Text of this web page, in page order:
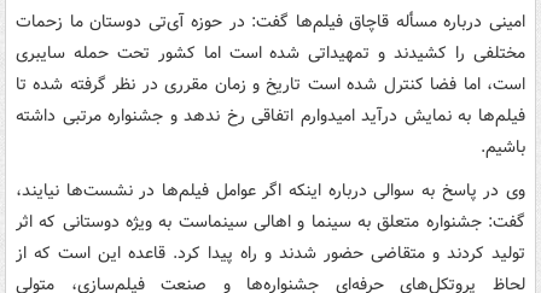
امینی درباره مسأله قاچاق فیلم‌ها گفت: در حوزه آی‌تی دوستان ما زحمات
مختلفی را کشیدند و تمهیداتی شده است اما کشور تحت حمله سایبری
است، اما فضا کنترل شده است تاریخ و زمان مقرری در نظر گرفته شده تا
فیلم‌ها به نمایش درآید امیدوارم اتفاقی رخ ندهد و جشنواره مرتبی داشته
باشیم.
وی در پاسخ به سوالی درباره اینکه اگر عوامل فیلم‌ها در نشست‌ها نیایند،
گفت: جشنواره متعلق به سینما و اهالی سینماست به ویژه دوستانی که اثر
تولید کردند و متقاضی حضور شدند و راه پیدا کرد. قاعده این است که از
لحاظ پروتکل‌های حرفه‌ای جشنواره‌ها و صنعت فیلم‌سازی، متولی